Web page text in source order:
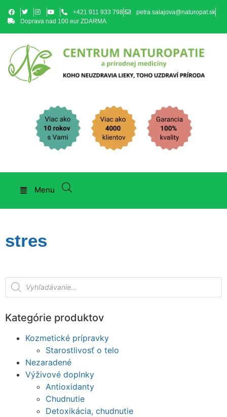
+421 911 933 798
petra.salajova@naturopat.sk
Doprava nad 100 eur ZDARMA
Menu
stres
Kategórie produktov
Kozmetické prípravky
Starostlivosť o telo
Nezaradené
Výživové doplnky
Antioxidanty
Chudnutie
Detoxikácia, chudnutie